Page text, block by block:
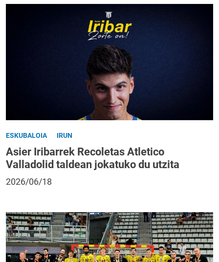
ESKUBALOIA IRUN
Asier Iribarrek Recoletas Atletico
Valladolid taldean jokatuko du utzita
2026/06/18